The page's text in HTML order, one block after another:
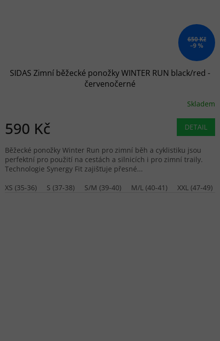
650 Kč
–9 %
SIDAS Zimní běžecké ponožky WINTER RUN black/red -
červenočerné
Skladem
590 Kč DETAIL
Běžecké ponožky Winter Run pro zimní běh a cyklistiku jsou
perfektní pro použití na cestách a silnicích i pro zimní traily.
Technologie Synergy Fit zajišťuje přesné...
XS (35-36)
S (37-38) S/M (39-40) M/L (40-41) XXL (47-49)